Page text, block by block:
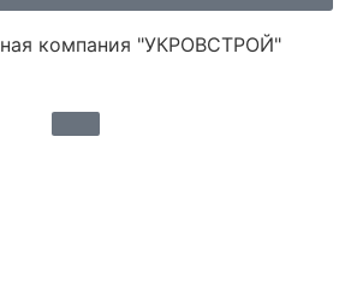
компания "УКРОВСТРОЙ"